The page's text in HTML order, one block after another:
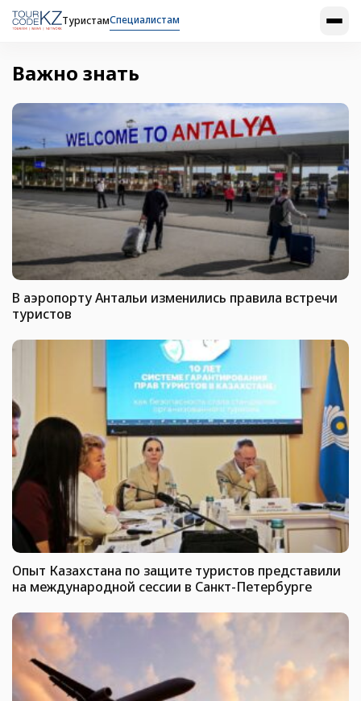
ТуристамСпециалистам
Важно знать
В аэропорту Антальи изменились правила встречи
туристов
Опыт Казахстана по защите туристов представили
на международной сессии в Санкт-Петербурге